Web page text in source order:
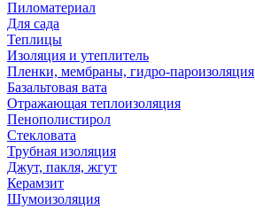
Пиломатериал
Для сада
Теплицы
Изоляция и утеплитель
Пленки, мембраны, гидро-пароизоляция
Базальтовая вата
Отражающая теплоизоляция
Пенополистирол
Стекловата
Трубная изоляция
Джут, пакля, жгут
Керамзит
Шумоизоляция